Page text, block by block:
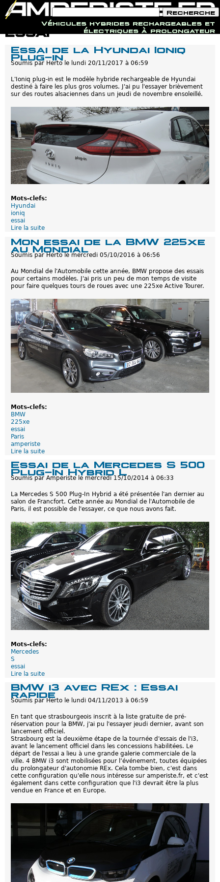
Jump to navigation
Véhicules hybrides rechargeables et
électriques à prolongateur
o
r
m
l
a
i
e
d
e
e
c
h
e
r
c
h
e
e
c
h
r
c
h
essai
Essai de la Hyundai Ioniq
Plug-in
Soumis par Hertole lundi 20/11/2017 à 06:59
L'Ioniq plug-in est le modèle hybride rechargeable de Hyundai
destiné à faire les plus gros volumes. J'ai pu l'essayer brièvement
sur des routes alsaciennes dans un jeudi de novembre ensoleillé.
Mots-clefs:
Hyundai
ioniq
essai
Lire la suite
E
s
s
i
d
e
H
y
u
n
d
a
o
l
Mon essai de la BMW 225xe
au Mondial
Soumis parHertolemercredi 05/10/2016 à 06:56
Au Mondial de l'Automobile cette année, BMW propose des essais
pour certains modèles. J'ai pris un peu de mon temps de visite
pour faire quelques tours de roues avec une 225xe Active Tourer.
Mots-clefs:
BMW
225xe
essai
Paris
amperiste
Lire la suite
o
n
s
s
a
d
e
l
a
B
M
W
2
2
5
x
e
u
M
n
Essai de la Mercedes S 500
Plug-In Hybrid L
Soumis par Amperiste le mercredi 15/10/2014 à 06:33
La Mercedes S 500 Plug-In Hybrid a été présentée l'an dernier au
salon de Francfort. Cette année au Mondial de l'Automobile de
Paris, il est possible de l'essayer, ce que nous avons fait.
Mots-clefs:
Mercedes
S
essai
Lire la suite
s
s
i
d
e
l
a
M
e
r
c
e
d
5
0
0
u
g
-
BMW i3 avec REx : Essai
rapide
Soumis par Herto le lundi 04/11/2013 à 06:59
En tant que strasbourgeois inscrit à la liste gratuite de pré-
réservation pour la BMW, j'ai pu l'essayer jeudi dernier, avant son
lancement officiel.
Strasbourg est la deuxième étape de la tournée d'essais de l'i3,
avant le lancement officiel dans les concessions habilitées. Le
départ de l'essai a lieu à une grande galerie commerciale de la
ville. 4 BMW i3 sont mobilisées pour l’événement, toutes équipées
du prolongateur d'autonomie REx. Cela tombe bien, c'est dans
cette configuration qu'elle nous intéresse sur amperiste.fr, et c'est
également dans cette configuration que l'i3 devrait être la plus
vendue en France et en Europe.